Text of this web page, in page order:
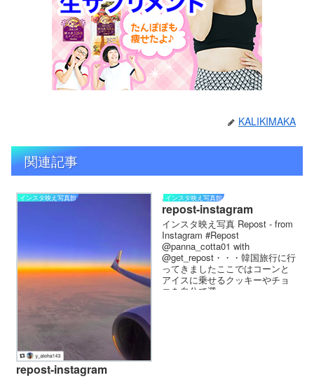
KALIKIMAKA
関連記事
インスタ映え写真館
repost-instagram
インスタ映え写真館
repost-instagram
インスタ映え写真 Repost - from
Instagram #Repost
@panna_cotta01 with
@get_repost・・・韓国旅行に行
ってきましたここではコーンと
アイスに乗せるクッキーやチョ
コを自分で選...